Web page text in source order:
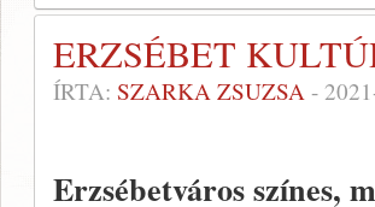
ERZSÉBET
ÍRTA: SZARKA ZSUZSA -
Erzsébetváros színes,